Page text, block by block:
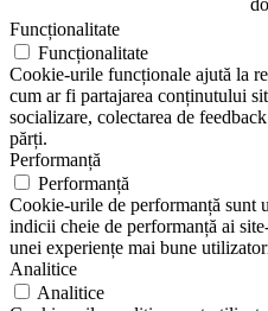
Funcționalitate
Funcționalitate
Cookie-urile funcționale ajută la
cum ar fi partajarea conținutului
socializare, colectarea de
părți.
Performanță
Performanță
Cookie-urile de performanță sunt
indicii cheie de performanță ai
unei experiențe mai bune
Analitice
Analitice